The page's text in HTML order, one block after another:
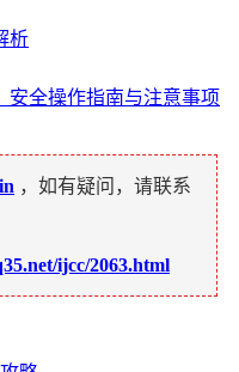
析
安全操作指南与注意事项
，如有疑问，请联系
ijcc/2063.html